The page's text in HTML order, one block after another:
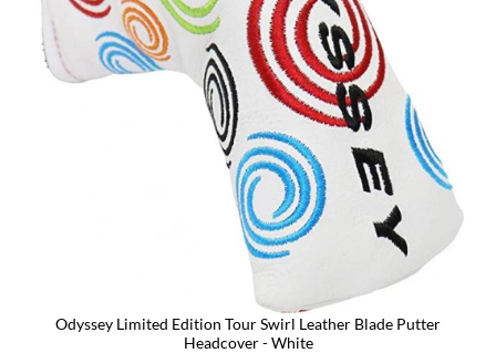
Odyssey Limited Edition Tour Swirl Leather Blade Putter
Headcover - White